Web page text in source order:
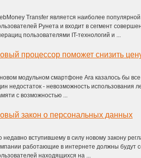
Transfer является наиболее
Рунета и входит в сегмент
пользователями IT-технологий и ...
процессор поможет снизить
модульном смартфоне Ara казалось бы
недостаток - невозможность использования
с возможностью ...
закон о персональных данных
недавно вступившему в силу новому закону
работающие в интернете должны будут
находящихся на ...